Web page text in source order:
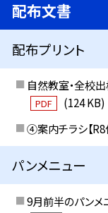
配布文書
配布プリント
自然教室・全校
PDF
(124 KB)
④案内チラシ【
パンメニュー
9月前半のパン